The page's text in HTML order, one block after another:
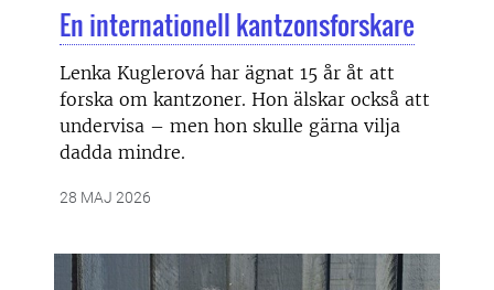
En internationell kantzonsforskare
Lenka Kuglerová har ägnat 15 år åt att
forska om kantzoner. Hon älskar också att
undervisa – men hon skulle gärna vilja
dadda mindre.
28 MAJ 2026